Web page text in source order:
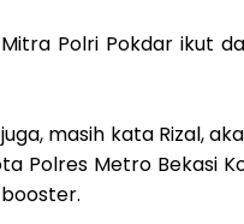
Polri Pokdar ikut
masih kata Rizal,
Polres Metro Bekasi